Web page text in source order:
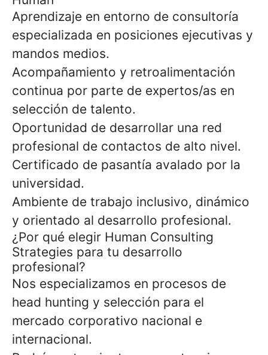
Aprendizaje en entorno de consultoría
especializada en posiciones ejecutivas y
mandos medios.
Acompañamiento y retroalimentación
continua por parte de expertos/as en
selección de talento.
Oportunidad de desarrollar una red
profesional de contactos de alto nivel.
Certificado de pasantía avalado por la
universidad.
Ambiente de trabajo inclusivo, dinámico
y orientado al desarrollo profesional.
¿Por qué elegir Human Consulting
Strategies para tu desarrollo
profesional?
Nos especializamos en procesos de
head hunting y selección para el
mercado corporativo nacional e
internacional.